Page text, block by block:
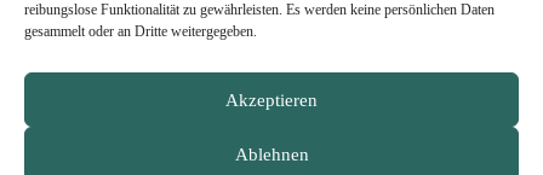
reibungslose Funktionalität zu gewährleisten. Es werden keine persönlichen Daten
gesammelt oder an Dritte weitergegeben.
Akzeptieren
Ablehnen
Galerie
Öffnungszeiten